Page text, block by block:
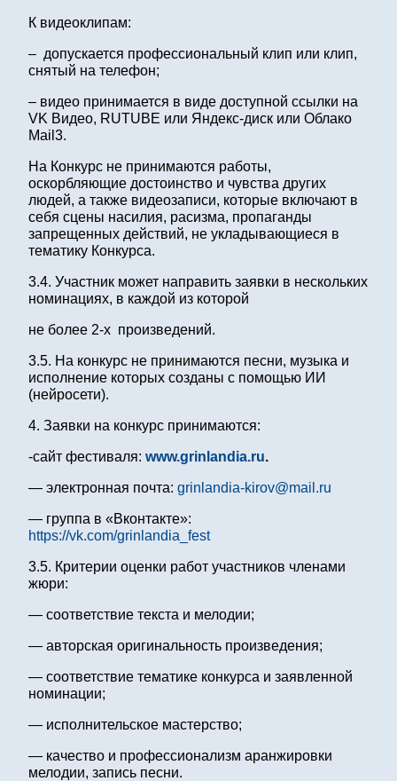
К видеоклипам:
– допускается профессиональный клип или клип,
снятый на телефон;
– видео принимается в виде доступной ссылки на
VK Видео, RUTUBE или Яндекс-диск или Облако
Мail3.
На Конкурс не принимаются работы,
оскорбляющие достоинство и чувства других
людей, а также видеозаписи, которые включают в
себя сцены насилия, расизма, пропаганды
запрещенных действий, не укладывающиеся в
тематику Конкурса.
3.4. Участник может направить заявки в нескольких
номинациях, в каждой из которой
не более 2-х произведений.
3.5. На конкурс не принимаются песни, музыка и
исполнение которых созданы с помощью ИИ
(нейросети).
4. Заявки на конкурс принимаются:
-сайт фестиваля: www.grinlandia.ru.
— электронная почта: grinlandia-kirov@mail.ru
— группа в «Вконтакте»:
https://vk.com/grinlandia_fest
3.5. Критерии оценки работ участников членами
жюри:
— соответствие текста и мелодии;
— авторская оригинальность произведения;
— соответствие тематике конкурса и заявленной
номинации;
— исполнительское мастерство;
— качество и профессионализм аранжировки
мелодии, запись песни.